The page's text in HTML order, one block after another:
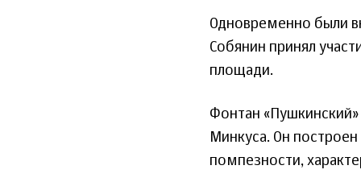
Одновременно были
Собянин принял
площади.
Фонтан «Пушкинский»
Минкуса. Он
помпезности,